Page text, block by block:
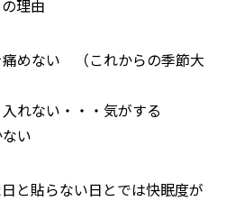
理由
痛めない （これからの季節大
れない・・・気がする
い
と貼らない日とでは快眠度が